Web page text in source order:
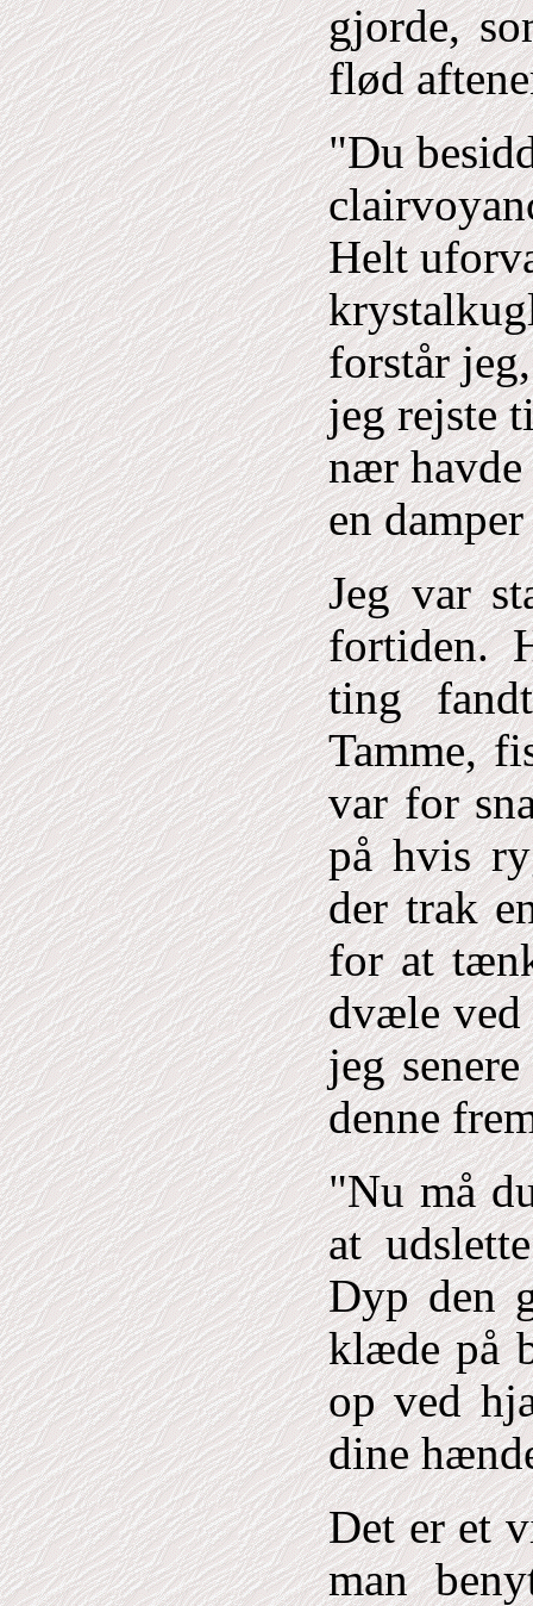
gjorde,
flød
"Du
Helt
forstår
jeg rejste
nær havde
en
Jeg var
fortiden.
ting
Tamme,
var for
på hvis
der trak
for at
dvæle ved
jeg
denne
"Nu må
at
Dyp den
klæde på
op ved
dine
Det er et
man